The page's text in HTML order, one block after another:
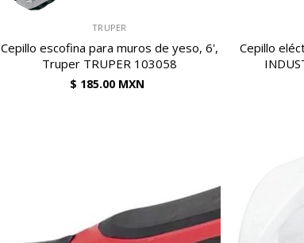
TRUPER
Cepillo escofina para muros de yeso, 6',
Truper TRUPER 103058
$ 185.00 MXN
Cepillo